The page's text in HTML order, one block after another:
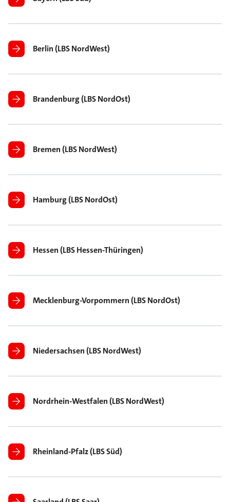
Berlin (LBS NordWest)
Brandenburg (LBS NordOst)
Bremen (LBS NordWest)
Hamburg (LBS NordOst)
Hessen (LBS Hessen-Thüringen)
Mecklenburg-Vorpommern (LBS NordOst)
Niedersachsen (LBS NordWest)
Nordrhein-Westfalen (LBS NordWest)
Rheinland-Pfalz (LBS Süd)